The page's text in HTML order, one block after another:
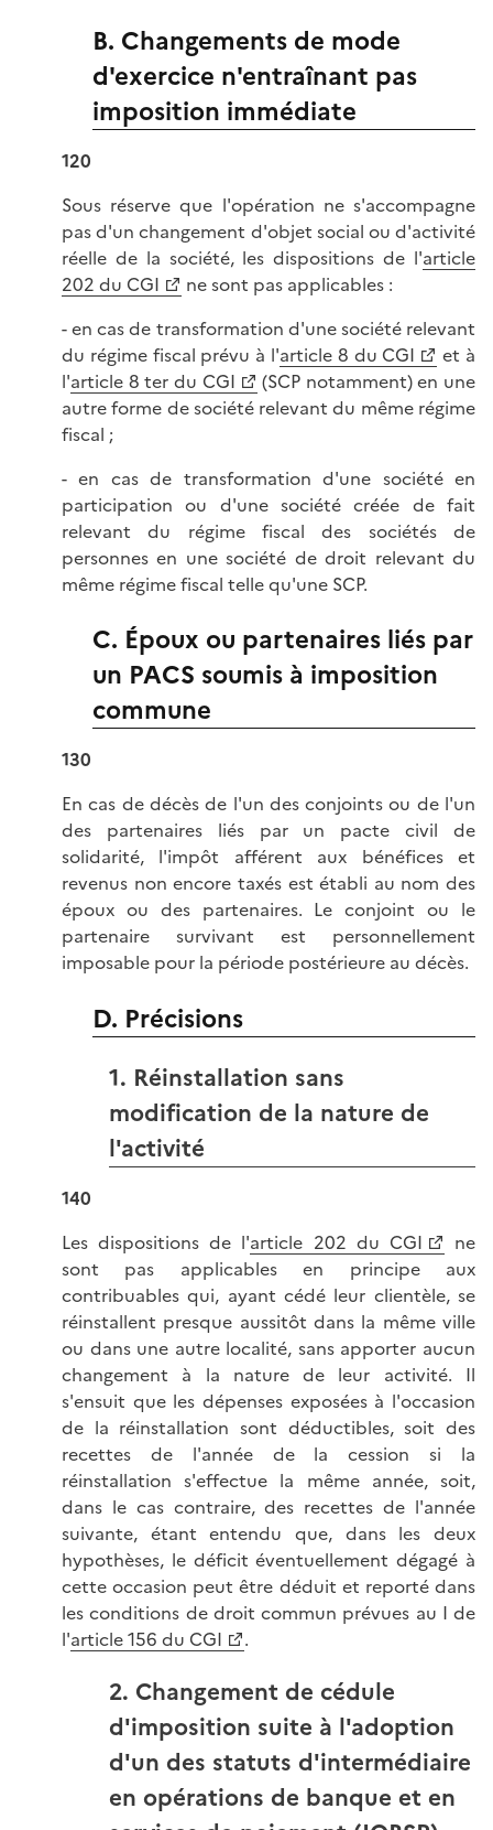
B. Changements de mode
d'exercice n'entraînant pas
imposition immédiate
120
Sous réserve que l'opération ne s'accompagne
pas d'un changement d'objet social ou d'activité
réelle de la société, les dispositions de l'article
202 du CGI
ne sont pas applicables :
- en cas de transformation d'une société relevant
du régime fiscal prévu à l'article 8 du CGI
et à
l'article 8 ter du CGI
(SCP notamment) en une
autre forme de société relevant du même régime
fiscal ;
- en cas de transformation d'une société en
participation ou d'une société créée de fait
relevant du régime fiscal des sociétés de
personnes en une société de droit relevant du
même régime fiscal telle qu'une SCP.
C. Époux ou partenaires liés par
un PACS soumis à imposition
commune
130
En cas de décès de l'un des conjoints ou de l'un
des partenaires liés par un pacte civil de
solidarité, l'impôt afférent aux bénéfices et
revenus non encore taxés est établi au nom des
époux ou des partenaires. Le conjoint ou le
partenaire survivant est personnellement
imposable pour la période postérieure au décès.
D. Précisions
1. Réinstallation sans
modification de la nature de
l'activité
140
Les dispositions de l'article 202 du CGI
ne
sont pas applicables en principe aux
contribuables qui, ayant cédé leur clientèle, se
réinstallent presque aussitôt dans la même ville
ou dans une autre localité, sans apporter aucun
changement à la nature de leur activité. Il
s'ensuit que les dépenses exposées à l'occasion
de la réinstallation sont déductibles, soit des
recettes de l'année de la cession si la
réinstallation s'effectue la même année, soit,
dans le cas contraire, des recettes de l'année
suivante, étant entendu que, dans les deux
hypothèses, le déficit éventuellement dégagé à
cette occasion peut être déduit et reporté dans
les conditions de droit commun prévues au I de
l'article 156 du CGI .
2. Changement de cédule
d'imposition suite à l'adoption
d'un des statuts d'intermédiaire
en opérations de banque et en